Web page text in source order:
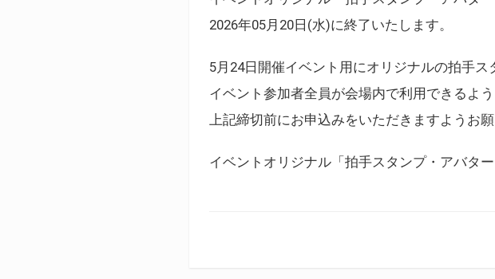
2026年05月20日(水)に終了いたします。
5月24日開催イベント用にオリジナルの拍手
イベント参加者全員が会場内で利用できるよ
上記締切前にお申込みをいただきますようお願
イベントオリジナル「拍手スタンプ・アバタ